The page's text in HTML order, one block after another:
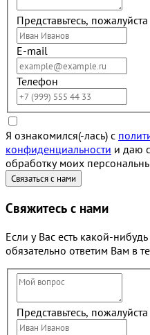
Представьтесь, пожалуйста
E-mail
Телефон
Я ознакомился(-лась) с
конфиденциальности и даю
обработку моих
Свяжитесь с нами
Если у Вас есть какой-
обязательно ответим Вам в
Представьтесь, пожалуйста